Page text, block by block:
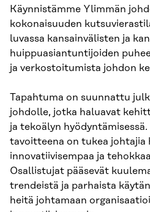
Käynnistämme Ylimmän
kokonaisuuden
luvassa kansainvälisten ja
huippuasiantuntijoiden
ja verkostoitumista johdon
Tapahtuma on suunnattu
johdolle, jotka haluavat
ja tekoälyn
tavoitteena on tukea johtajia
innovatiivisempaa ja
Osallistujat pääsevät
trendeistä ja parhaista
heitä johtamaan